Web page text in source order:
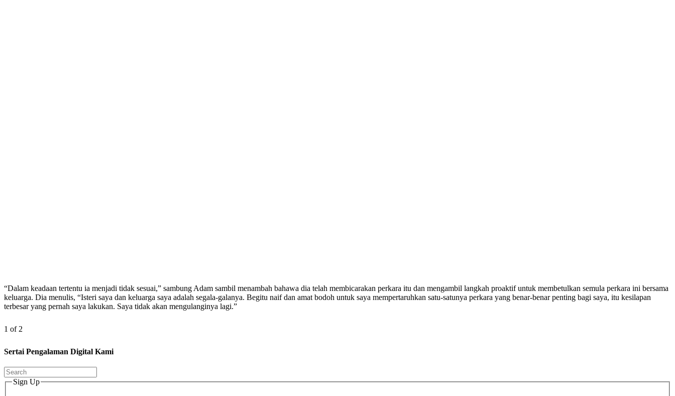
“Dalam keadaan tertentu ia menjadi tidak sesuai,” sambung Adam sambil menambah bahawa dia telah membicarakan perkara itu dan mengambil langkah proaktif untuk membetulkan semula perkara ini bersama
keluarga. Dia menulis, “Isteri saya dan keluarga saya adalah segala-galanya. Begitu naif dan amat bodoh untuk saya mempertaruhkan satu-satunya perkara yang benar-benar penting bagi saya, itu kesilapan
terbesar yang pernah saya lakukan. Saya tidak akan mengulanginya lagi.”
1 of 2
Sertai Pengalaman Digital Kami
Sign Up